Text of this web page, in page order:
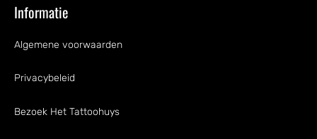
Informatie
Algemene voorwaarden
Privacybeleid
Bezoek Het Tattoohuys